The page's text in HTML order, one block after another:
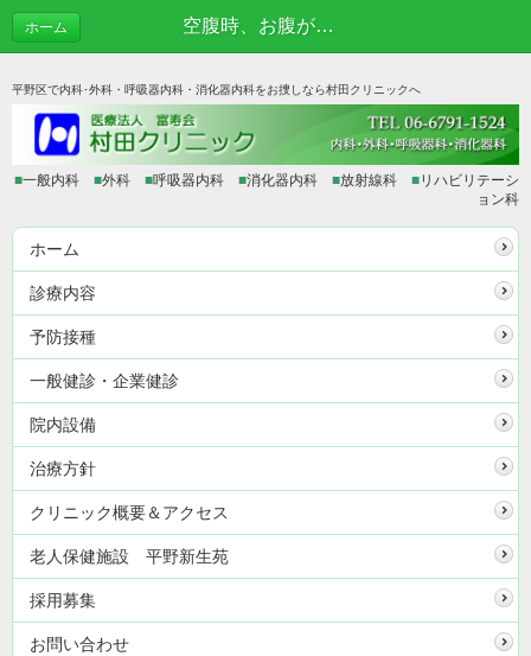
空腹時、お腹が鳴る理由 | あれこれブログ
ホーム
平野区で内科･外科・呼吸器内科・消化器内科をお捜しなら村田クリニックへ
■一般内科 ■外科 ■呼吸器内科 ■消化器内科 ■放射線科 ■リハビリテーシ
ョン科
ホーム
診療内容
予防接種
一般健診・企業健診
院内設備
治療方針
クリニック概要＆アクセス
老人保健施設 平野新生苑
採用募集
お問い合わせ